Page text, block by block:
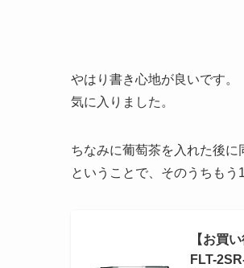
やはり書き心地が良いです。
気に入りました。
ちなみに葡萄茶を入れた後に
ということで、そのうちもう
【お買
FLT-